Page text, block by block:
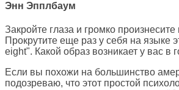
Энн Эпплбаум
Закройте глаза и громко произнесите
Прокрутите еще раз у себя на языке
eight". Какой образ возникает у вас в
Если вы похожи на большинство
подозреваю, что этот простой